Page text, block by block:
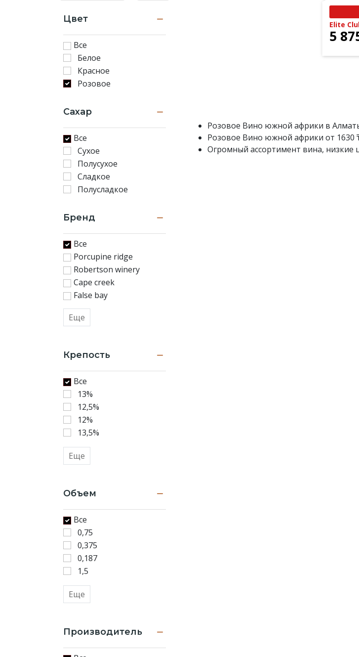
течение
часов.
Цвет
Все
Белое
Красное
Розовое
Сахар
Все
Сухое
Полусухое
Сладкое
Полусладкое
Бренд
Все
Porcupine ridge
Robertson winery
Cape creek
False bay
Еще
Крепость
Все
13%
12,5%
12%
13,5%
Еще
Объем
Все
0,75
0,375
0,187
1,5
Еще
Производитель
Elite
5
Розовое Вино южной африки в
Розовое Вино южной африки от 1630
Огромный ассортимент вина, низкие